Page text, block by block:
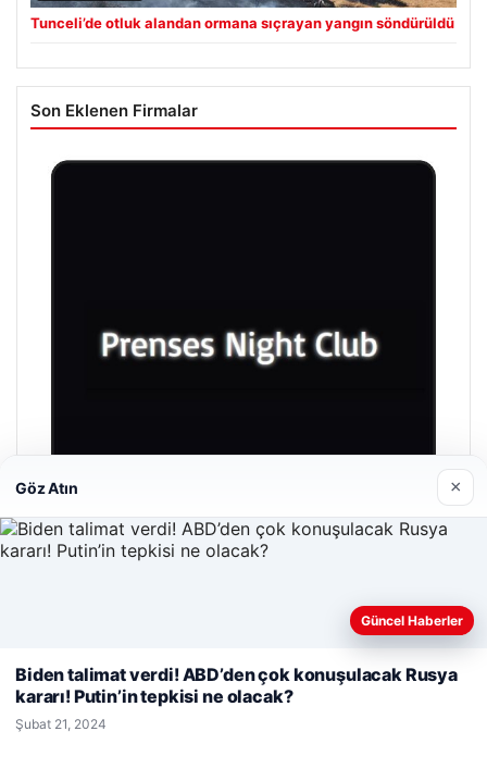
Tunceli’de otluk alandan ormana sıçrayan yangın söndürüldü
Son Eklenen Firmalar
Web sitemizi nasıl kullandığınızı daha iyi anlayabilmek,
kullanıyoruz.Çerez Politikamız
Kabul Et
Göz Atın ×
Güncel Haberler
Biden talimat verdi! ABD’den çok konuşulacak Rusya
kararı! Putin’in tepkisi ne olacak?
Şubat 21, 2024